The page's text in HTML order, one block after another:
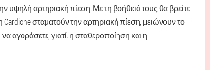
υψηλή αρτηριακή πίεση. Με τη βοήθειά τους θα βρείτε
σταματούν την αρτηριακή πίεση, μειώνουν το
αγοράσετε, γιατί. η σταθεροποίηση και η